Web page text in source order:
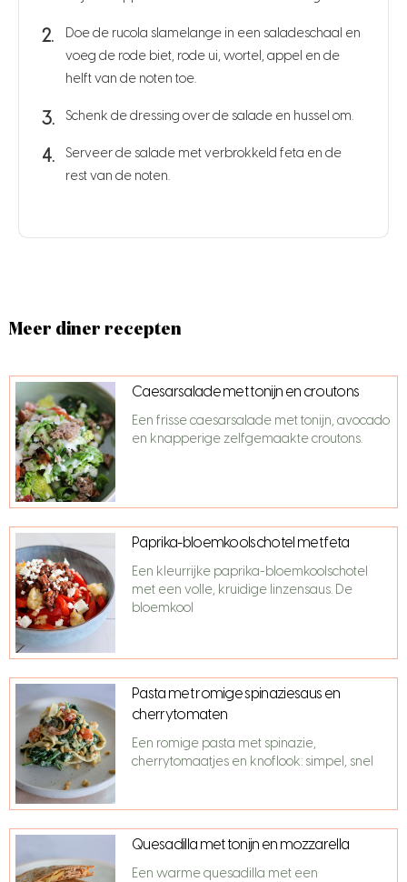
Doe de rucola slamelange in een saladeschaal en
voeg de rode biet, rode ui, wortel, appel en de
helft van de noten toe.
Schenk de dressing over de salade en hussel om.
Serveer de salade met verbrokkeld feta en de
rest van de noten.
Meer diner recepten
Caesarsalade met tonijn en croutons
Een frisse caesarsalade met tonijn, avocado
en knapperige zelfgemaakte croutons.
Paprika-bloemkoolschotel met feta
Een kleurrijke paprika-bloemkoolschotel
met een volle, kruidige linzensaus. De
bloemkool
Pasta met romige spinaziesaus en
cherrytomaten
Een romige pasta met spinazie,
cherrytomaatjes en knoflook: simpel, snel
Quesadilla met tonijn en mozzarella
Een warme quesadilla met een